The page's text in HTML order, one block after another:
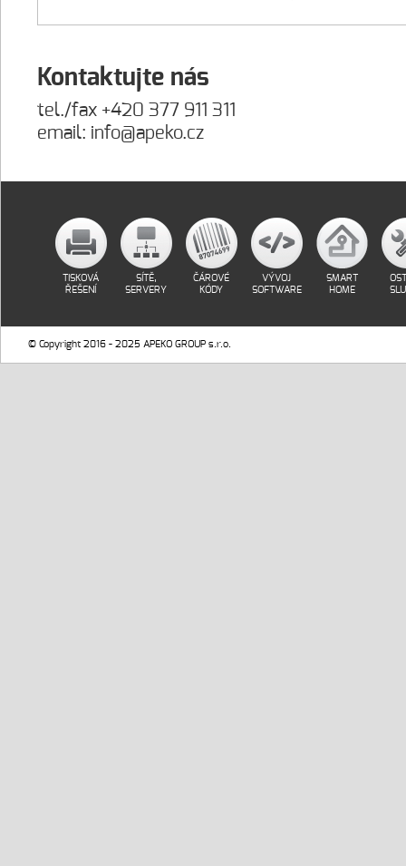
Kontaktujte nás
tel./fax +420 377 911 311
email: info@apeko.cz
TISKOVÁ
ŘEŠENÍ
SÍTĚ,
SERVERY
ČÁROVÉ
KÓDY
VÝVOJ
SOFTWARE
SMART
HOME
© Copyright 2016 - 2025 APEKO GROUP s.r.o.